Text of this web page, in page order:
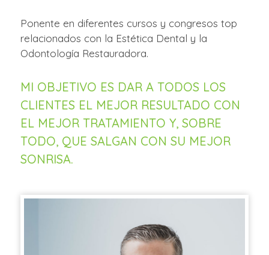
Ponente en diferentes cursos y congresos top
relacionados con la Estética Dental y la
Odontología Restauradora.
MI OBJETIVO ES DAR A TODOS LOS
CLIENTES EL MEJOR RESULTADO CON
EL MEJOR TRATAMIENTO Y, SOBRE
TODO, QUE SALGAN CON SU MEJOR
SONRISA.